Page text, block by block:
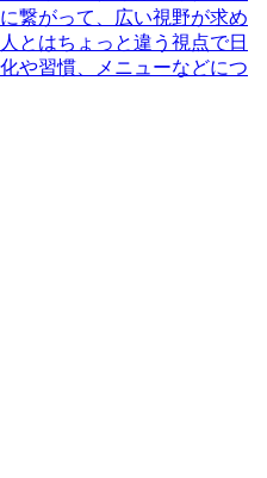
繋がって、広い視野が求め
とはちょっと違う視点で日
や習慣、メニューなどにつ